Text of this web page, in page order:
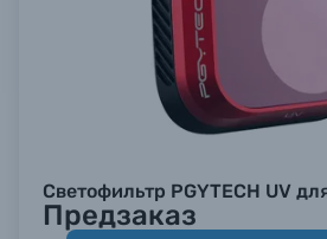
Светофильтр PGYTECH UV
Предзаказ